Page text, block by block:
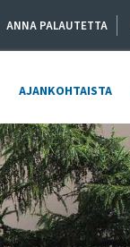
ANNA PALAUTETTA
AJANKOHTAISTA